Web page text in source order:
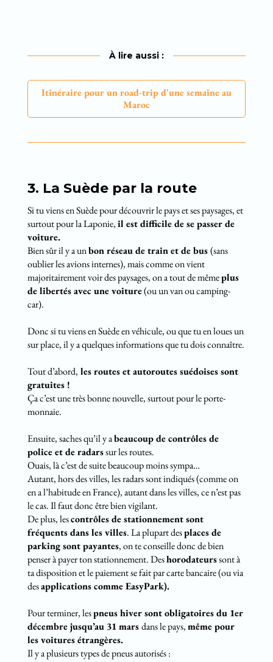
À lire aussi :
Itinéraire pour un road-trip d'une semaine au
Maroc
3. La Suède par la route
Si tu viens en Suède pour découvrir le pays et ses paysages, et
surtout pour la Laponie,il est difficile de se passer de
voiture.
Bien sûr il y a unbon réseau de train et de bus(sans
oublier les avions internes), mais comme on vient
majoritairement voir des paysages, on a tout de mêmeplus
de libertés avec une voiture(ou un van ou camping-
car).
Donc si tu viens en Suède en véhicule, ou que tu en loues un
sur place, il y a quelques informations que tu dois connaître.
Tout d’abord, les routes et autoroutes suédoises sont
gratuites !
Ça c’est une très bonne nouvelle, surtout pour le porte-
monnaie.
Ensuite, saches qu’il y abeaucoup de contrôles de
police et de radarssur les routes.
Ouais, là c’est de suite beaucoup moins sympa…
Autant, hors des villes, les radars sont indiqués (comme on
en a l’habitude en France), autant dans les villes, ce n’est pas
le cas. Il faut donc être bien vigilant.
De plus, lescontrôles de stationnement sont
fréquents dans les villes. La plupart desplaces de
parking sont payantes, on te conseille donc de bien
penser à payer ton stationnement. Deshorodateurssont à
ta disposition et le paiement se fait par carte bancaire (ou via
desapplications comme EasyPark).
Pour terminer, lespneus hiver sont obligatoires du 1er
décembre jusqu’au 31 marsdans le pays,même pour
les voitures étrangères.
Il y a plusieurs types de pneus autorisés :